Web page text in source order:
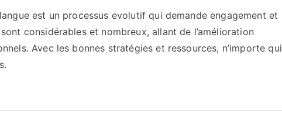
est un processus evolutif qui demande engagement et
considérables et nombreux, allant de l’amélioration
Avec les bonnes stratégies et ressources, n’importe qui